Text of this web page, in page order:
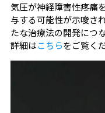
気圧が神経障害性疼痛
与する可能性が示唆さ
たな治療法の開発につ
詳細はこちらをご覧く